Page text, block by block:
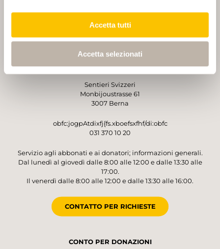
Accetta tutti
Accetta selezionati
GESTORE
Sentieri Svizzeri
Monbijoustrasse 61
3007 Berna
obfc:jogpAtdixfj{fs.xboefsxfhf/di:obfc
031 370 10 20
Servizio agli abbonati e ai donatori; informazioni generali.
Dal lunedì al giovedì dalle 8:00 alle 12:00 e dalle 13:30 alle
17:00.
Il venerdì dalle 8:00 alle 12:00 e dalle 13:30 alle 16:00.
CONTATTO PER RICHIESTE
CONTO PER DONAZIONI